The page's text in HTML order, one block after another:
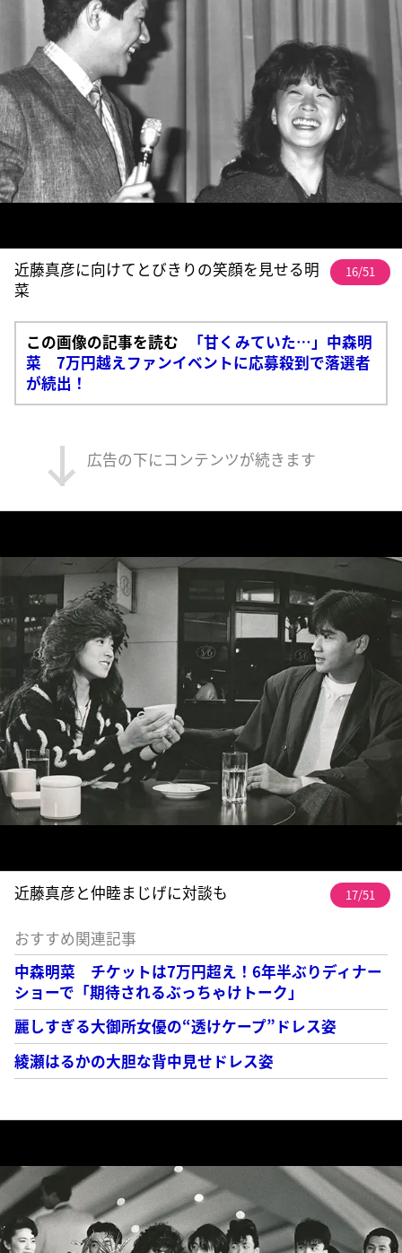
近藤真彦に向けてとびきりの笑顔を見せる明
菜
16/51
この画像の記事を読む
「甘くみていた…」中森明
菜 7万円越えファンイベントに応募殺到で落選者
が続出！
広告の下にコンテンツが続きます
近藤真彦と仲睦まじげに対談も 17/51
おすすめ関連記事
中森明菜 チケットは7万円超え！6年半ぶりディナー
ショーで「期待されるぶっちゃけトーク」
麗しすぎる大御所女優の“透けケープ”ドレス姿
綾瀬はるかの大胆な背中見せドレス姿